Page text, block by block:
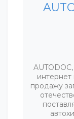
интернет
продажу